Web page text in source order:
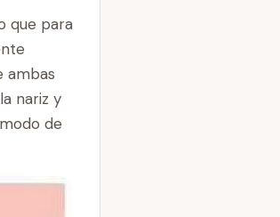
que para
ambas
nariz y
de